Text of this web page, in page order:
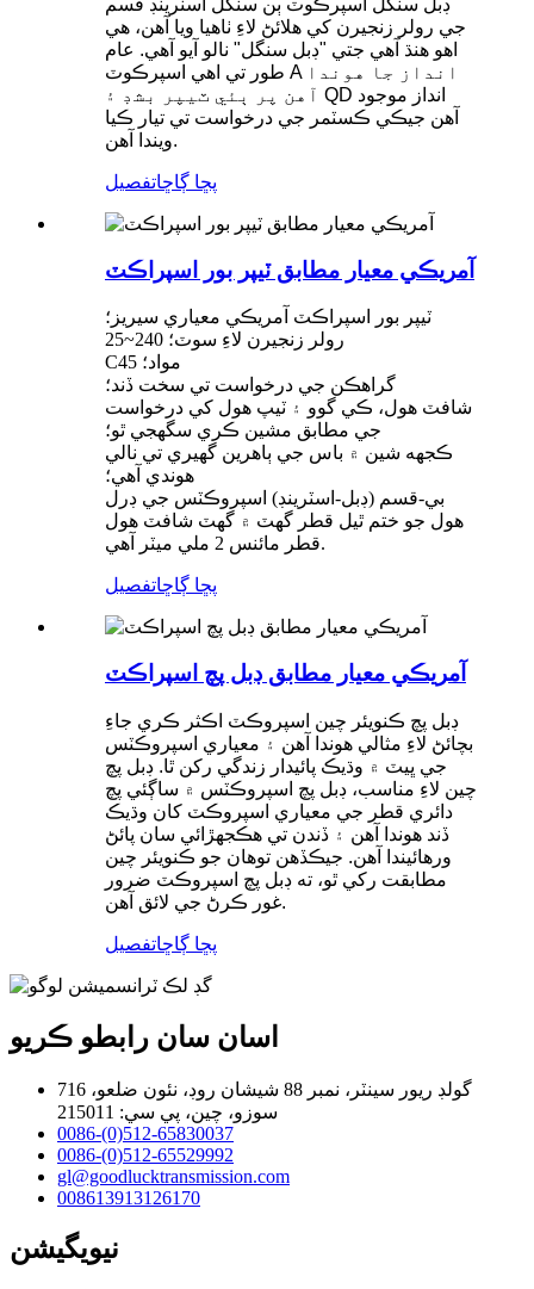
جي رولر زنجيرن کي هلائڻ لاءِ ٺاهيا ويا آهن، هي
اهو هنڌ آهي جتي "ڊبل سنگل" نالو آيو آهي. عام
طور تي اهي اسپرڪوٽ A انداز جا هوندا
آهن پر ٻئي ٽيپر بشڊ ۽ QD انداز موجود
آهن جيڪي ڪسٽمر جي درخواست تي تيار ڪيا
ويندا آهن.
پڇا ڳاڇاتفصيل
آمريڪي معيار مطابق ٽيپر بور اسپراڪٽ
ٽيپر بور اسپراڪٽ آمريڪي معياري سيريز؛
25~240 رولر زنجيرن لاءِ سوٽ؛
C45 مواد؛
گراهڪن جي درخواست تي سخت ڏند؛
شافٽ هول، ڪي گوو ۽ ٽيپ هول کي درخواست
جي مطابق مشين ڪري سگهجي ٿو؛
ڪجهه شين ۾ باس جي ٻاهرين گهيري تي نالي
هوندي آهي؛
بي-قسم (ڊبل-اسٽرينڊ) اسپروڪٽس جي ڊرل
هول جو ختم ٿيل قطر گهٽ ۾ گهٽ شافٽ هول
قطر مائنس 2 ملي ميٽر آهي.
پڇا ڳاڇاتفصيل
آمريڪي معيار مطابق ڊبل پچ اسپراڪٽ
ڊبل پچ ڪنويئر چين اسپروڪٽ اڪثر ڪري جاءِ
بچائڻ لاءِ مثالي هوندا آهن ۽ معياري اسپروڪٽس
جي ڀيٽ ۾ وڌيڪ پائيدار زندگي رکن ٿا. ڊبل پچ
چين لاءِ مناسب، ڊبل پچ اسپروڪٽس ۾ ساڳئي پچ
دائري قطر جي معياري اسپروڪٽ کان وڌيڪ
ڏند هوندا آهن ۽ ڏندن تي هڪجهڙائي سان پائڻ
ورهائيندا آهن. جيڪڏهن توهان جو ڪنويئر چين
مطابقت رکي ٿو، ته ڊبل پچ اسپروڪٽ ضرور
غور ڪرڻ جي لائق آهن.
پڇا ڳاڇاتفصيل
اسان سان رابطو ڪريو
716 گولڊ ريور سينٽر، نمبر 88 شيشان روڊ، نئون ضلعو،
سوزو، چين، پي سي: 215011
0086-(0)512-65830037
0086-(0)512-65529992
gl@goodlucktransmission.com
008613913126170
نيويگيشن